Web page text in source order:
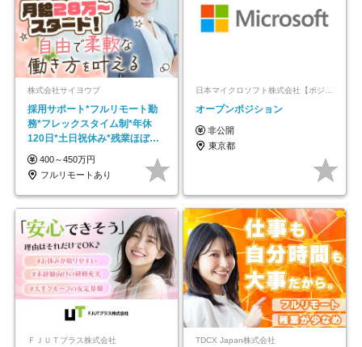
株式会社サイヨウブ
採用サポート*フルリモート勤
務*フレックスタイム制*年休
120日*土日祝休み*残業ほぼな
し*育児中社員8割以上
400～450万円
フルリモートあり
日本マイクロソフト株式会社【ポジションマッチ登録】
オープンポジション
非公開
東京都
ＦＪＵＴプラス株式会社 TDCX Japan株式会社